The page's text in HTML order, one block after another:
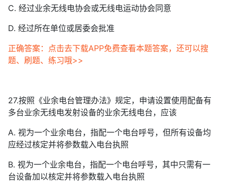
C. 经过业余无线电协会或无线电运动协会同意
D. 经过所在单位或居委会批准
正确答案：点击去下载APP免费查看本题答案，还可以搜
题、刷题、练习哦>>
27.按照《业余电台管理办法》规定，申请设置使用配备有
多台业余无线电发射设备的业余无线电台，应该
A. 视为一个业余电台，指配一个电台呼号，但所有设备均
应经过核定并将参数载入电台执照
B. 视为一个业余电台，指配一个电台呼号，其中只需有一
台设备加以核定并将参数载入电台执照